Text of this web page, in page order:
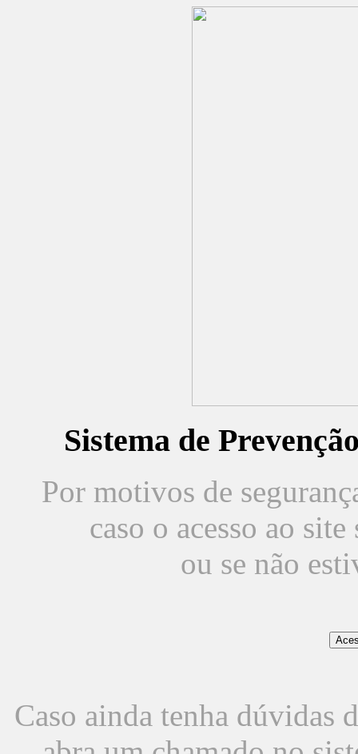
Sistema de
Por motivos de
caso o acesso ao
ou se não
Caso ainda tenha dúvidas